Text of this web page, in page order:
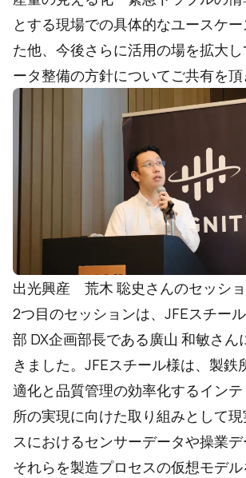
とする現場での具体的なユースケ
た他、今後さらに活用の場を拡大
ータ整備の方針についてご共有を頂
出光興産 荒木 聡史​​​​‌ ‍ ​‍​‍‌‍ ‌ ​‍‌‍‍‌‌‍‌ ‌‍‍‌‌‍ ‍​‍​‍​ ‍‍​‍​‍‌ ​ ‌‍​‌‌‍ ‍‌‍‍‌‌ ‌​‌ ‍‌​‍ ‍‌‍‍‌‌‍ ​‍​‍​‍ ​​‍​‍‌‍‍​‌ ​‍‌‍‌‌‌‍‌‍​‍​‍​ ‍‍​‍​‍​‍ ‌‍​‌‌‍‌​‌‍ ‌‌‍‍‌‌‍ ‍​‍ ‌‍‍‌‌‍ ‍‌ ‌​‌‍‌‌‌‍ ‍‌ ‌​​‍ ‌‍‌‌‌‍‌​‌‍‍‌‌ ‌​​‍ ‌‍ ‌‌‍ ‌‍‌​‌‍‌‌​ ‌‌ ​​‌ ​‍‌‍‌‌‌ ​ ‌‍‌‌‌‍ ‍‌ ‌​‌‍​‌‌ ‌​‌‍‍‌‌‍ ‌‍ ‍​ ‍ ‌‍‍‌‌‍‌​​ ‌‌‍‌‌​ ​ ‌‍‌‌​ ‍‌​ ‌​​ ​‍‌‍​‍‌‍‌‍​‍ ‌​ ‌​​ ‌​​ ‍​‌‍​‌​‍ ‌​ ‌​‌‍‌‌​ ‍​​ ​ ​‍ ‌‌‍​‌​ ‌‍​ ‍‌​ ‌‍​‍ ‌‌‍‌‌​ ‌​​ ​‍​ ‌ ​ ‌​​ ‌‍​ ​ ‌‍‌‌‌‍​‍‌‍‌‍​ ‌‍‌‍‌‌​ ‍ ‌ ‌​‌ ‍‌‌ ​​‌‍‌‌​ ‌‌ ​​‌‍‌‌‌ ​‍‌ ​ ‌‍ ‌‍ ‍​ ‍ ‌ ​​‌‍​‌‌ ‌​‌‍‍​​ ‌‌‍ ‍‌‍​‌‌‍ ‌‌‍‌‌​ ‌‍​‍‌‍​‌‌ ​ ‌‍‌‌‌‌‌‌‌ ​‍‌‍ ​​ ‌​‍‌‌​ ​‍‌​‌‍‌‍​‌‌‍‌​‌‍ ‌‌‍‍‌‌‍ ‍​‍‌‍‌‍‍‌‌‍‌​​ ‌‌‍‌‌​ ​ ‌‍‌‌​ ‍‌​ ‌​​ ​‍‌‍​‍‌‍‌‍​‍ ‌​ ‌​​ ‌​​ ‍​‌‍​‌​‍ ‌​ ‌​‌‍‌‌​ ‍​​ ​ ​‍ ‌‌‍​‌​ ‌‍​ ‍‌​ ‌‍​‍ ‌‌‍‌‌​ ‌​​ ​‍​ ‌ ​ ‌​​ ‌‍​ ​ ‌‍‌‌‌‍​‍‌‍‌‍​ ‌‍‌‍‌‌​‍‌‍‌ ‌​‌ ‍‌‌ ​​‌‍‌‌​ ‌‌ ​​‌‍‌‌‌ ​‍‌ ​ ‌‍ ‌‍ ‍​‍‌‍‌ ​​‌‍​‌‌ ‌​‌‍‍​​ ‌‌‍ ‍‌‍​‌‌‍ ‌‌‍‌‌​‍‌‍‌ ​​‌‍‌‌‌ ​‍‌ ​ ‌ ​​‌‍‌‌‌‍​ ‌ ‌​‌‍‍‌‌ ‌‍‌‍‌‌​ ‌‌ ​​‌ ‌‌‌‍​‍‌‍ ​‌‍‍‌‌ ​ ‌‍‍​‌‍‌‌‌‍‌​​‍​‍‌ ‌さんの
2つ目のセッションは、JFEスチー
部 DX企画部長である廣山 和敏さん
きました。JFEスチール様は、製鉄
適化と品質管理の効率化するイン
所の実現に向けた取り組みとして
スにおけるセンサーデータや操業デ
それらを製造プロセスの仮想モデ